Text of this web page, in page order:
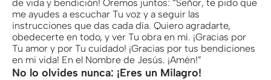
de vida y bendición! Oremos juntos: “Señor, te pido que
me ayudes a escuchar Tu voz y a seguir las
instrucciones que das cada día. Quiero agradarte,
obedecerte en todo, y ver Tu obra en mí. ¡Gracias por
Tu amor y por Tu cuidado! ¡Gracias por tus bendiciones
en mi vida! En el Nombre de Jesús. ¡Amén!”
No lo olvides nunca: ¡Eres un Milagro!